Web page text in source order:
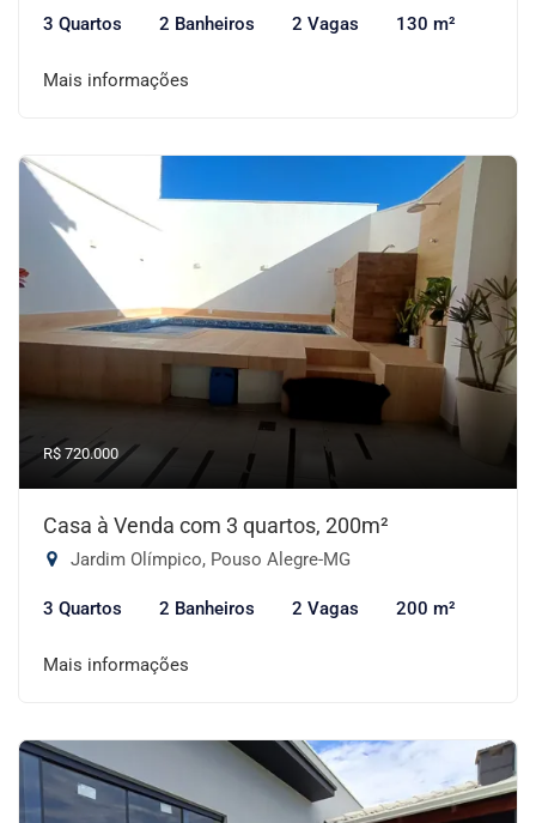
3 Quartos 2 Banheiros 2 Vagas 130 m²
Mais informações
R$ 720.000
Casa à Venda com 3 quartos, 200m²
Jardim Olímpico, Pouso Alegre-MG
3 Quartos 2 Banheiros 2 Vagas 200 m²
Mais informações